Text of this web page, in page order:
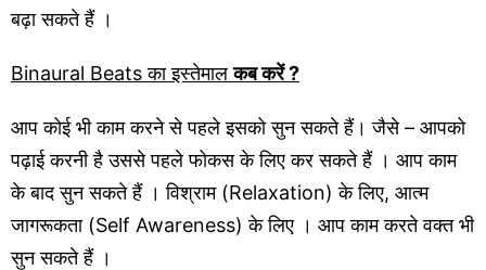
बढ़ा सकते हैं ।
Binaural Beats का इस्तेमालकब करें ?
आप कोई भी काम करने से पहले इसको सुन सकते हैं। जैसे – आपको
पढ़ाई करनी है उससे पहले फोकस के लिए कर सकते हैं । आप काम
के बाद सुन सकते हैं । विश्राम (Relaxation) के लिए, आत्म
जागरूकता (Self Awareness) के लिए । आप काम करते वक्त भी
सुन सकते हैं ।